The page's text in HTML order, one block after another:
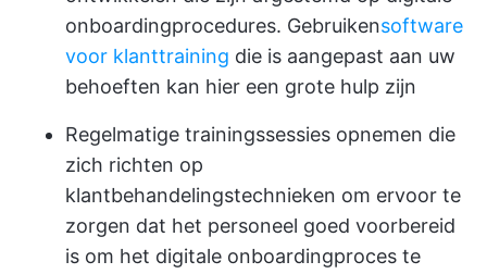
onboardingprocedures. Gebruikensoftware
voor klanttraining die is aangepast aan uw
behoeften kan hier een grote hulp zijn
Regelmatige trainingssessies opnemen die
zich richten op
klantbehandelingstechnieken om ervoor te
zorgen dat het personeel goed voorbereid
is om het digitale onboardingproces te